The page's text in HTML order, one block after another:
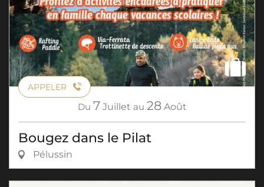
APPELER
Du 7 Juillet au 28 Août
Bougez dans le Pilat
Pélussin